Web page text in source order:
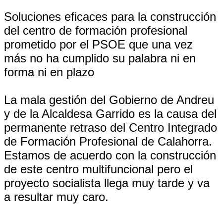
Soluciones eficaces para la construcción
del centro de formación profesional
prometido por el PSOE que una vez
más no ha cumplido su palabra ni en
forma ni en plazo
La mala gestión del Gobierno de Andreu
y de la Alcaldesa Garrido es la causa del
permanente retraso del Centro Integrado
de Formación Profesional de Calahorra.
Estamos de acuerdo con la construcción
de este centro multifuncional pero el
proyecto socialista llega muy tarde y va
a resultar muy caro.